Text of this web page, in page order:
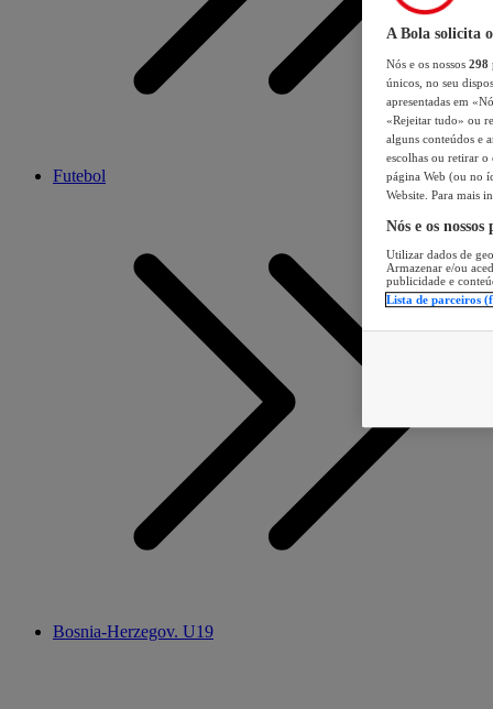
Futebol
Bosnia-Herzegov. U19
A Bola solicita
Nós e os nossos 298
únicos, no seu
apresentadas em
«Rejeitar tudo» ou
alguns conteúdos e
escolhas ou retirar
página Web (ou no
Website. Para mais
Nós e os
Utilizar dados de
Armazenar e/ou
publicidade e
Lista de parceiros